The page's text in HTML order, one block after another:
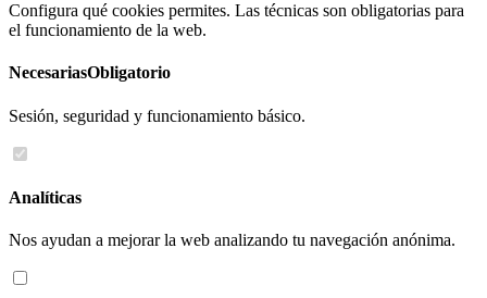
Configura qué cookies permites. Las técnicas son obligatorias para
el funcionamiento de la web.
NecesariasObligatorio
Sesión, seguridad y funcionamiento básico.
Analíticas
Nos ayudan a mejorar la web analizando tu navegación anónima.